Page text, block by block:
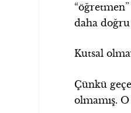
daha
Kutsal
Çünkü
olmamış.